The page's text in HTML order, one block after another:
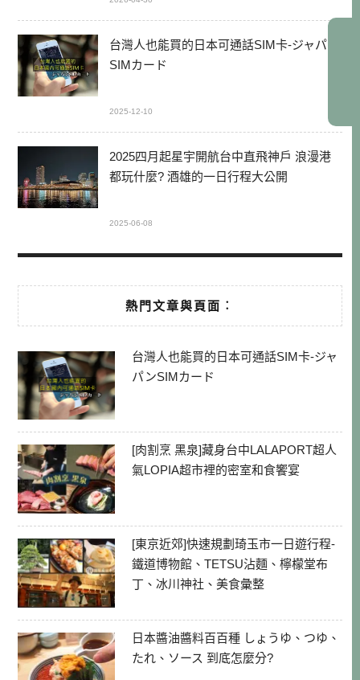
台灣人也能買的日本可通話SIM卡-ジャパン
SIMカード
2025-12-10
2025四月起星宇開航台中直飛神戶 浪漫港
都玩什麼? 酒雄的一日行程大公開
2025-06-08
熱門文章與頁面︰
台灣人也能買的日本可通話SIM卡-ジャ
パンSIMカード
[肉割烹 黑泉]藏身台中LALAPORT超人
氣LOPIA超市裡的密室和食饗宴
[東京近郊]快速規劃琦玉市一日遊行程-
鐵道博物館、TETSU沾麵、檸檬堂布
丁、冰川神社、美食彙整
日本醬油醬料百百種 しょうゆ、つゆ、
たれ、ソース 到底怎麼分?